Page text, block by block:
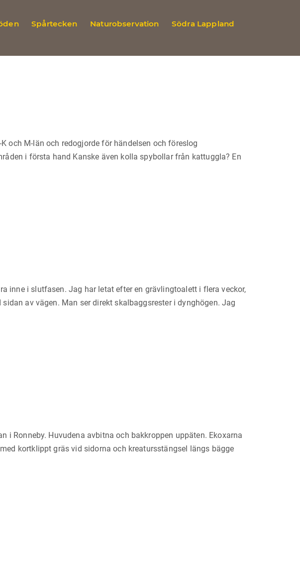
Spårtecken Naturobservation
Södra Lappland
och M-län och redogjorde för händelsen och föreslog
i första hand Kanske även kolla spybollar från kattuggla? En
inne i slutfasen. Jag har letat efter en grävlingtoalett i flera veckor,
av vägen. Man ser direkt skalbaggsrester i dynghögen. Jag
Ronneby. Huvudena avbitna och bakkroppen uppäten. Ekoxarna
kortklippt gräs vid sidorna och kreatursstängsel längs bägge